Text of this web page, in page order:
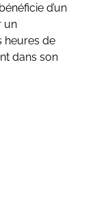
d’un
un
heures de
dans son